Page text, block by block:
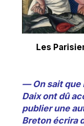
Les
— On sait que
Daix ont dû
publier une
Breton écrira